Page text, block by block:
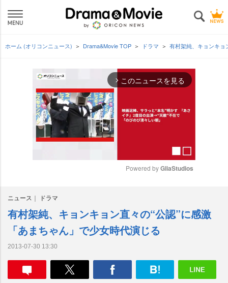
ホーム (オリコンニュース) Drama&Movie TOP ドラマ 有村架純、キョンキョ
arrow_forward_ios このニュースを見る
t
e
Powered by GliaStudios
ニュース ドラマ
有村架純、キョンキョン直々の“公認”に感激
「あまちゃん」で少女時代演じる
2013-07-30 13:30